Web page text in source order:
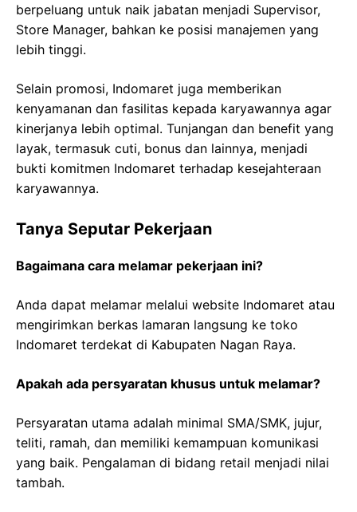
berpeluang untuk naik jabatan menjadi Supervisor,
Store Manager, bahkan ke posisi manajemen yang
lebih tinggi.
Selain promosi, Indomaret juga memberikan
kenyamanan dan fasilitas kepada karyawannya agar
kinerjanya lebih optimal. Tunjangan dan benefit yang
layak, termasuk cuti, bonus dan lainnya, menjadi
bukti komitmen Indomaret terhadap kesejahteraan
karyawannya.
Tanya Seputar Pekerjaan
Bagaimana cara melamar pekerjaan ini?
Anda dapat melamar melalui website Indomaret atau
mengirimkan berkas lamaran langsung ke toko
Indomaret terdekat di Kabupaten Nagan Raya.
Apakah ada persyaratan khusus untuk melamar?
Persyaratan utama adalah minimal SMA/SMK, jujur,
teliti, ramah, dan memiliki kemampuan komunikasi
yang baik. Pengalaman di bidang retail menjadi nilai
tambah.